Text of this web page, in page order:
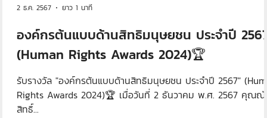
องค์กรต้นแบบด้านสิทธิมนุษยชน ประจำปี
(Human Rights Awards 2024)🏆
รับรางวัล "องค์กรต้นแบบด้านสิทธิมนุษยชน ประจำปี 2567" (Human
Rights Awards 2024)🏆 เมื่อวันที่ 2 ธันวาคม พ.ศ. 2567 คุณ
สิทธิ์...
2 ธ.ค. 2567 ยาว 1 นาที